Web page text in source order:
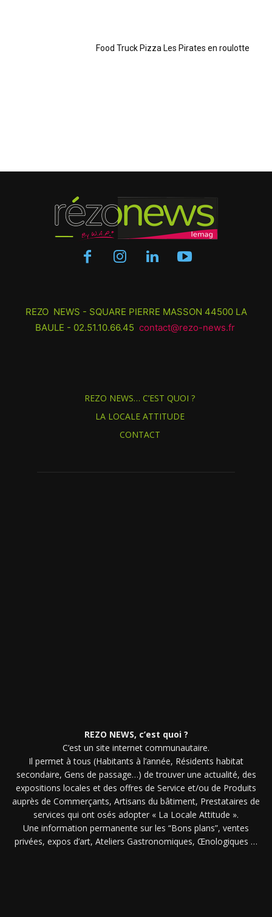
Food Truck Pizza Les Pirates en roulotte
REZO NEWS - SQUARE PIERRE MASSON 44500 LA
BAULE - 02.51.10.66.45 contact@rezo-news.fr
REZO NEWS… C’EST QUOI ?
LA LOCALE ATTITUDE
CONTACT
REZO NEWS, c’est quoi ?
C’est un site internet communautaire.
Il permet à tous (Habitants à l’année, Résidents habitat
secondaire, Gens de passage…) de trouver une actualité, des
expositions locales et des offres de Service et/ou de Produits
auprès de Commerçants, Artisans du bâtiment, Prestataires de
services qui ont osés adopter « La Locale Attitude ».
Une information permanente sur les “Bons plans”, ventes
privées, expos d’art, Ateliers Gastronomiques, Œnologiques …